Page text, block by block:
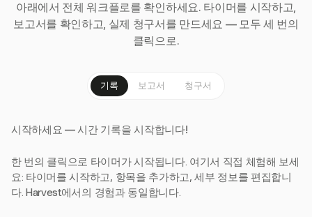
아래에서 전체 워크플로를 확인하세요. 타이머를 시작하고,
보고서를 확인하고, 실제 청구서를 만드세요 — 모두 세 번의
클릭으로.
기록 보고서 청구서
시작하세요 — 시간 기록을 시작합니다!
한 번의 클릭으로 타이머가 시작됩니다. 여기서 직접 체험해 보세
요: 타이머를 시작하고, 항목을 추가하고, 세부 정보를 편집합니
다. Harvest에서의 경험과 동일합니다.